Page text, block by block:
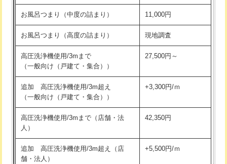
式）)
交換・取付(混合水栓（壁付・デッキ
式・ワンホール）)
16,500円+材料費
交換・取付(排水栓・排水トラップ
（P/S/ポップアップ））
22,000円+材料費
交換・取付（その他部品） 11,000円+材料費
持込商品取付（単水栓） 13,200円
持込商品取付（混合水栓）
持込商品取付（浄水器・分岐水栓） 16,500円
お風呂つまり（中度の詰まり） 11,000円
お風呂つまり（高度の詰まり） 現地調査
高圧洗浄機使用/3mまで
（一般向け（戸建て・集合））
27,500円～
追加 高圧洗浄機使用/3m超え
（一般向け（戸建て・集合））
+3,300円/ｍ
高圧洗浄機使用/3mまで（店舗・法
人）
42,350円
追加 高圧洗浄機使用/3m超え（店
舗・法人）
+5,500円/ｍ